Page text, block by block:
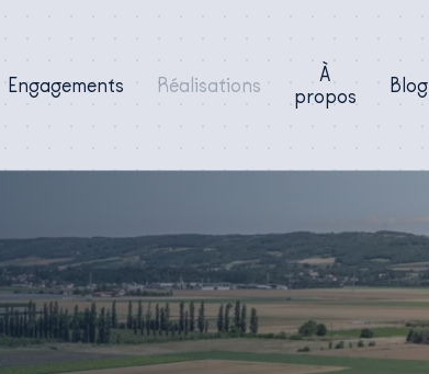
Engagements Réalisations
À
propos
Blog